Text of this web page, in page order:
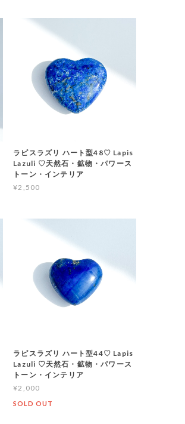
ラピスラズリ ハート型48♡ Lapis
Lazuli ♡天然石・鉱物・パワース
トーン・インテリア
¥2,500
ラピスラズリ ハート型44♡ Lapis
Lazuli ♡天然石・鉱物・パワース
トーン・インテリア
¥2,000
SOLD OUT